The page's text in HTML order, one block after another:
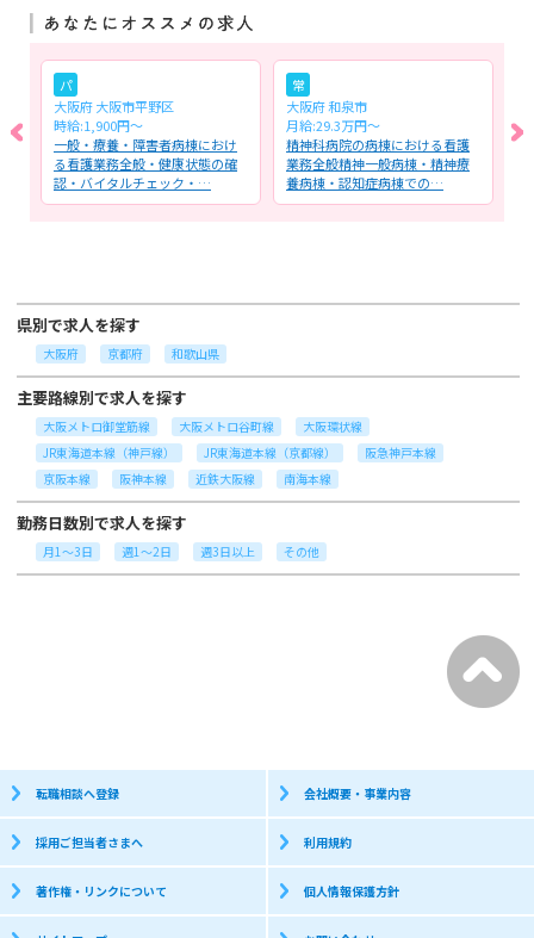
パ
大阪府 大阪市平野区
時給:1,900円～
一般・療養・障害者病棟におけ
る看護業務全般・健康状態の確
認・バイタルチェック・…
常
大阪府 和泉市
月給:29.3万円～
精神科病院の病棟における看護
業務全般精神一般病棟・精神療
養病棟・認知症病棟での…
県別で求人を探す
大阪府 京都府 和歌山県
主要路線別で求人を探す
大阪メトロ御堂筋線 大阪メトロ谷町線
大阪環状線
JR東海道本線（神戸線）
JR東海道本線（京都線）
阪急神戸本線
京阪本線
阪神本線 近鉄大阪線 南海本線
勤務日数別で求人を探す
月1～3日 週1～2日 週3日以上 その他
転職相談へ登録 会社概要・事業内容
採用ご担当者さまへ 利用規約
著作権・リンクについて 個人情報保護方針